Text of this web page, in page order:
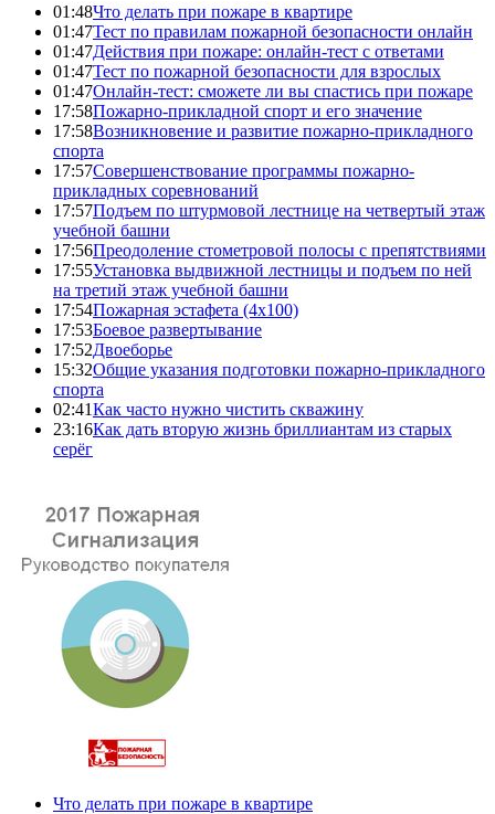
01:48Что делать при пожаре в квартире
01:47Тест по правилам пожарной безопасности онлайн
01:47Действия при пожаре: онлайн-тест с ответами
01:47Тест по пожарной безопасности для взрослых
01:47Онлайн-тест: сможете ли вы спастись при пожаре
17:58Пожарно-прикладной спорт и его значение
17:58Возникновение и развитие пожарно-прикладного
спорта
17:57Совершенствование программы пожарно-
прикладных соревнований
17:57Подъем по штурмовой лестнице на четвертый этаж
учебной башни
17:56Преодоление стометровой полосы с препятствиями
17:55Установка выдвижной лестницы и подъем по ней
на третий этаж учебной башни
17:54Пожарная эстафета (4x100)
17:53Боевое развертывание
17:52Двоеборье
15:32Общие указания подготовки пожарно-прикладного
спорта
02:41Как часто нужно чистить скважину
23:16Как дать вторую жизнь бриллиантам из старых
серёг
Что делать при пожаре в квартире